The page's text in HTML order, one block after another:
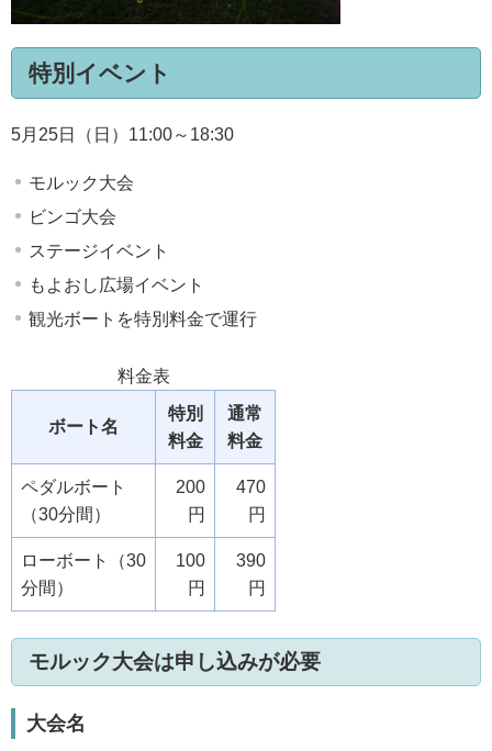
特別イベント
5月25日（日）11:00～18:30
モルック大会
ビンゴ大会
ステージイベント
もよおし広場イベント
観光ボートを特別料金で運行
料金表
ボート名
特別
料金
通常
料金
ペダルボート
（30分間）
200
円
470
円
ローボート（30
分間）
100
円
390
円
モルック大会は申し込みが必要
大会名